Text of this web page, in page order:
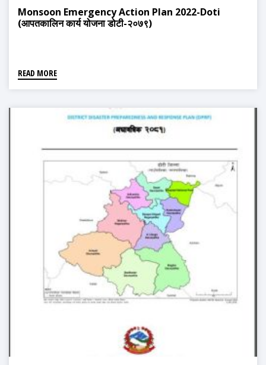
Monsoon Emergency Action Plan 2022-Doti
(आपतकालिन कार्य योजना डोटी-२०७९)
READ MORE